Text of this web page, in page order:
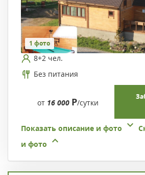
1 фото
8+2 чел.
Без питания
от 16 000 Р/сутки
Показать описание и фото
и фото